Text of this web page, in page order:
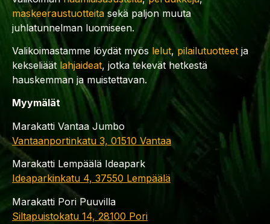
maskeeraustuotteita sekä paljon muuta
juhlatunnelman luomiseen.
Valikoimastamme löydät myös lelut,pilailutuotteet ja
kekseliäät lahjaideat, jotka tekevät hetkestä
hauskemman ja muistettavan.
Myymälät
Marakatti Vantaa Jumbo
Vantaanportinkatu 3, 01510 Vantaa
Marakatti Lempäälä Ideapark
Ideaparkinkatu 4, 37550 Lempäälä
Marakatti Pori Puuvilla
Siltapuistokatu 14, 28100 Pori